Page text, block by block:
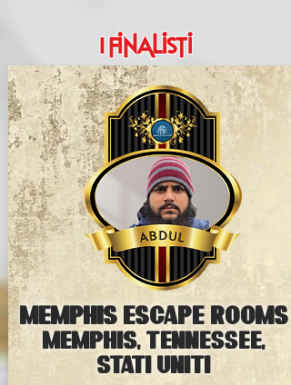
I finalisti
MEMPHIS ESCape ROOMS
MEMPHIS, Tennessee,
Stati Uniti